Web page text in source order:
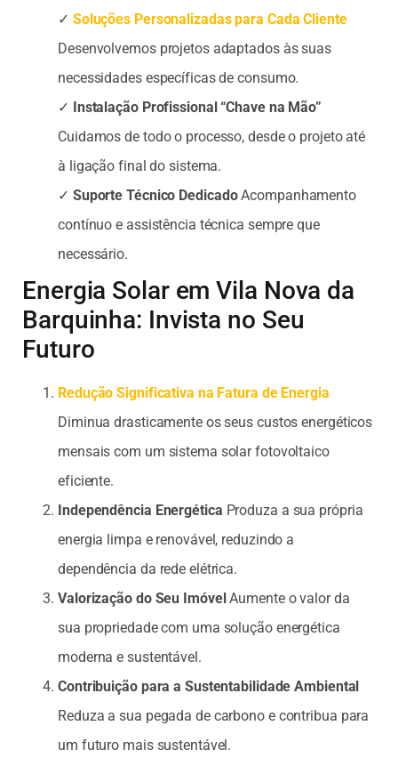
✓ Soluções Personalizadas para Cada Cliente
Desenvolvemos projetos adaptados às suas
necessidades específicas de consumo.
✓ Instalação Profissional “Chave na Mão”
Cuidamos de todo o processo, desde o projeto até
à ligação final do sistema.
✓ Suporte Técnico DedicadoAcompanhamento
contínuo e assistência técnica sempre que
necessário.
Energia Solar em Vila Nova da
Barquinha: Invista no Seu
Futuro
Redução Significativa na Fatura de Energia
Diminua drasticamente os seus custos energéticos
mensais com um sistema solar fotovoltaico
eficiente.
Independência Energética Produza a sua própria
energia limpa e renovável, reduzindo a
dependência da rede elétrica.
Valorização do Seu ImóvelAumente o valor da
sua propriedade com uma solução energética
moderna e sustentável.
Contribuição para a Sustentabilidade Ambiental
Reduza a sua pegada de carbono e contribua para
um futuro mais sustentável.